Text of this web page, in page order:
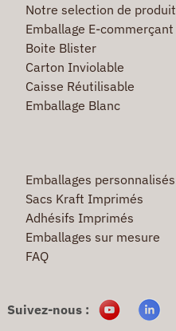
Notre selection de produit
Emballage E-commerçant
Boite Blister
Carton Inviolable
Caisse Réutilisable
Emballage Blanc
Emballages personnalisés
Sacs Kraft Imprimés
Adhésifs Imprimés
Emballages sur mesure
FAQ
Suivez-nous :